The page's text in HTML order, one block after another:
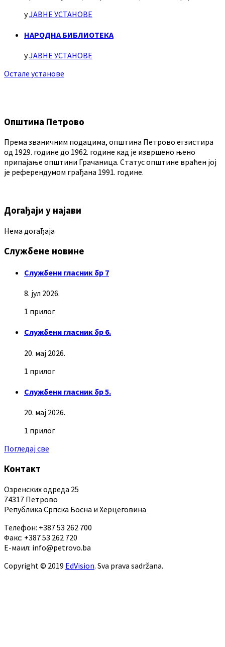
уЈАВНЕ УСТАНОВЕ
НАРОДНА БИБЛИОТЕКА
уЈАВНЕ УСТАНОВЕ
Остале установе
Општина Петрово
Према званичним подацима, општина Петрово егзистира
од 1929. године до 1962. године кад је извршено њено
припајање општини Грачаница. Статус општине враћен јој
је референдумом грађана 1991. године.
Догађаји у најави
Нема догађаја
Службене новине
Службени гласник бр 7
8. јул 2026.
1 прилог
Службени гласник бр 6.
20. мај 2026.
1 прилог
Службени гласник бр 5.
20. мај 2026.
1 прилог
Погледај све
Контакт
Озренских одреда 25
74317 Петрово
Република Српска Босна и Херцеговина
Телефон: +387 53 262 700
Факс: +387 53 262 720
Е-маил: info@petrovo.ba
Copyright © 2019 EdVision. Sva prava sadržana.